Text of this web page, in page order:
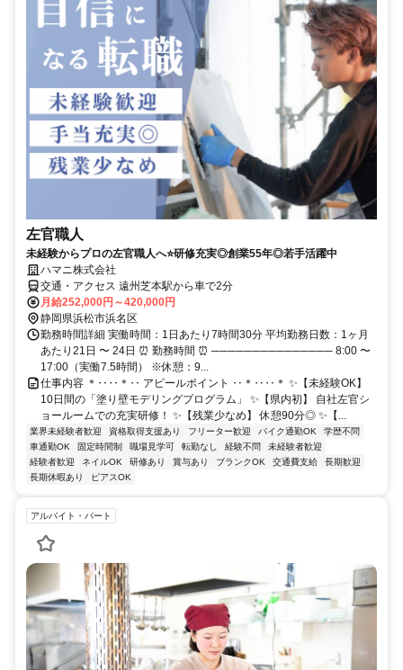
左官職人
未経験からプロの左官職人へ⭐研修充実◎創業55年◎若手活躍中
ハマニ株式会社
交通・アクセス 遠州芝本駅から車で2分
月給252,000円～420,000円
静岡県浜松市浜名区
勤務時間詳細 実働時間：1日あたり7時間30分 平均勤務日数：1ヶ月
あたり21日 〜 24日 ⏰ 勤務時間 ⏰ ─────────────── 8:00 〜
17:00（実働7.5時間） ※休憩：9...
仕事内容 ＊‥‥＊‥ アピールポイント ‥＊‥‥＊ ✨【未経験OK】
10日間の「塗り壁モデリングプログラム」 ✨【県内初】 自社左官シ
ョールームでの充実研修！ ✨【残業少なめ】 休憩90分◎ ✨【...
業界未経験者歓迎 資格取得支援あり フリーター歓迎 バイク通勤OK
学歴不問
車通勤OK
固定時間制 職場見学可 転勤なし 経験不問
未経験者歓迎
経験者歓迎
ネイルOK 研修あり 賞与あり ブランクOK 交通費支給
長期歓迎
長期休暇あり
ピアスOK
アルバイト・パート